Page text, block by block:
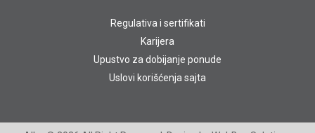
Regulativa i sertifikati
Karijera
Upustvo za dobijanje ponude
Uslovi korišćenja sajta